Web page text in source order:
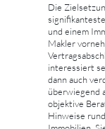
Die
und einem
Makler
interessiert
dann auch
überwiegend
objektive
Hinweise